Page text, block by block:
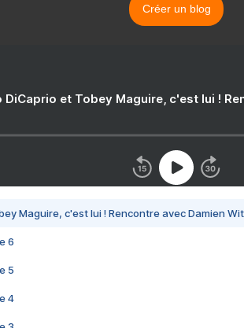
Créer un blog
DiCaprio et Tobey Maguire, c'est lui !
Maguire, c'est lui ! Rencontre avec Damien
6
5
4